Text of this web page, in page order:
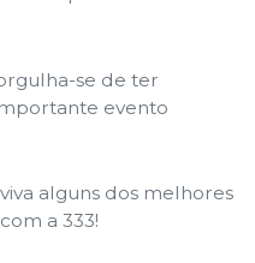
se de ter
evento
alguns dos melhores
a 333!